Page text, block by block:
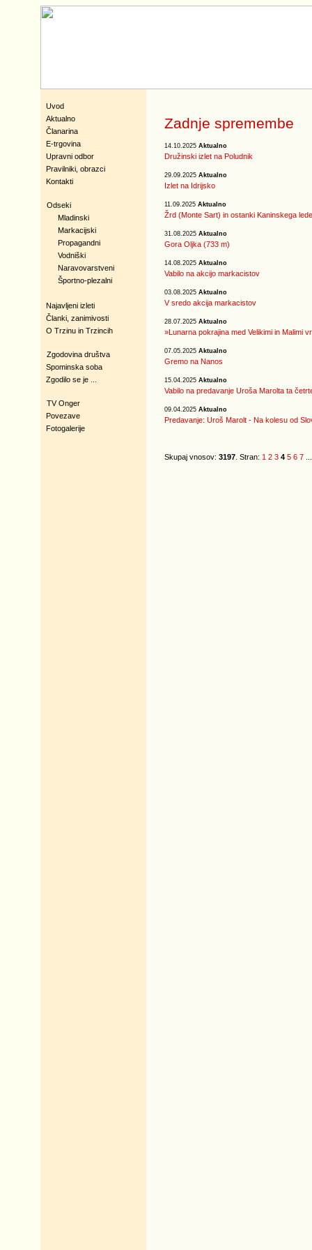
Uvod
Aktualno
Članarina
E-trgovina
Upravni odbor
Pravilniki, obrazci
Kontakti
Odseki
Mladinski
Markacijski
Propagandni
Vodniški
Naravovarstveni
Športno-plezalni
Najavljeni izleti
Članki, zanimivosti
O Trzinu in Trzincih
Zgodovina društva
Spominska soba
Zgodilo se je ...
TV Onger
Povezave
Fotogalerije
Zadnje spremembe
14.10.2025 Aktualno
Družinski izlet na Poludnik
29.09.2025 Aktualno
Izlet na Idrijsko
11.09.2025 Aktualno
Žrd (Monte Sart) in ostanki Kaninskega
31.08.2025 Aktualno
Gora Oljka (733 m)
14.08.2025 Aktualno
Vabilo na akcijo markacistov
03.08.2025 Aktualno
V sredo akcija markacistov
28.07.2025 Aktualno
»Lunarna pokrajina med Velikimi in Malimi
07.05.2025 Aktualno
Gremo na Nanos
15.04.2025 Aktualno
Vabilo na predavanje Uroša Marolta ta
09.04.2025 Aktualno
Predavanje: Uroš Marolt - Na kolesu od
Skupaj vnosov: 3197 . Stran: 1 2 3 4 5 6 7